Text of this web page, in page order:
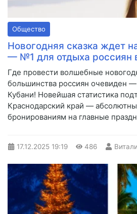
Общество
Новогодняя сказка ждет
— №1 для отдыха россиян
Где провести волшебные
большинства россиян очевиден
Кубани! Новейшая статистика
Краснодарский край —
бронированиям на главные
17.12.2025 19:19 486